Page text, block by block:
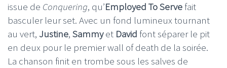
issue de Conquering, qu’Employed To Servefait
basculer leur set. Avec un fond lumineux tournant
au vert, Justine, Sammyet David font séparer le pit
en deux pour le premier wall of death de la soirée.
La chanson finit en trombe sous les salves de